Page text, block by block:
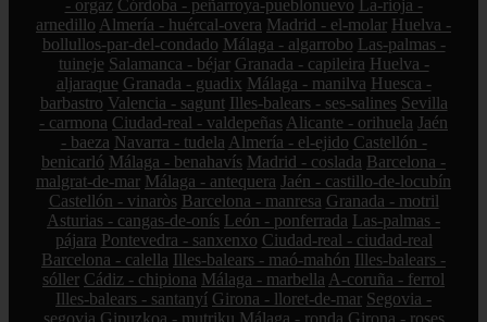
- orgaz Córdoba - peñarroya-pueblonuevo La-rioja -
arnedillo Almería - huércal-overa Madrid - el-molar Huelva -
bollullos-par-del-condado Málaga - algarrobo Las-palmas -
tuineje Salamanca - béjar Granada - capileira Huelva -
aljaraque Granada - guadix Málaga - manilva Huesca -
barbastro Valencia - sagunt Illes-balears - ses-salines Sevilla
- carmona Ciudad-real - valdepeñas Alicante - orihuela Jaén
- baeza Navarra - tudela Almería - el-ejido Castellón -
benicarló Málaga - benahavís Madrid - coslada Barcelona -
malgrat-de-mar Málaga - antequera Jaén - castillo-de-locubín
Castellón - vinaròs Barcelona - manresa Granada - motril
Asturias - cangas-de-onís León - ponferrada Las-palmas -
pájara Pontevedra - sanxenxo Ciudad-real - ciudad-real
Barcelona - calella Illes-balears - maó-mahón Illes-balears -
sóller Cádiz - chipiona Málaga - marbella A-coruña - ferrol
Illes-balears - santanyí Girona - lloret-de-mar Segovia -